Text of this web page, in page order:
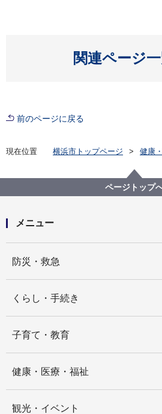
関連ページ
開
前のページに戻る
現在位置 横浜市トップページ
健康
福祉有償移動サービス
福祉有償運送（福祉有償移動サ
ページトップ
メニュー
防災・救急
くらし・手続き
子育て・教育
健康・医療・福祉
観光・イベント